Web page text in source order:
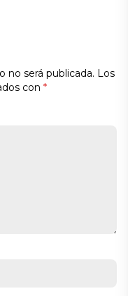
no será publicada. Los
con *